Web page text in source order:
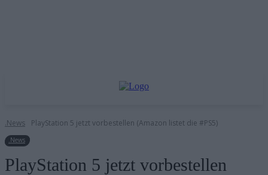
.News PlayStation 5 jetzt vorbestellen (Amazon listet die #PS5)
.News
PlayStation 5 jetzt vorbestellen